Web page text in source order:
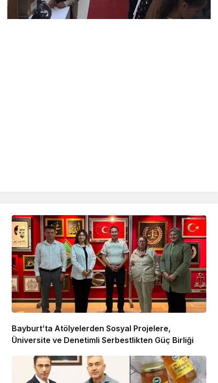
Bayburt’ta Atölyelerden Sosyal Projelere,
Üniversite ve Denetimli Serbestlikten Güç Birliği